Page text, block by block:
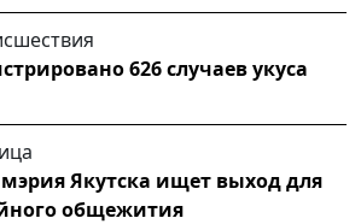
626 случаев укуса
Якутска ищет выход для
общежития